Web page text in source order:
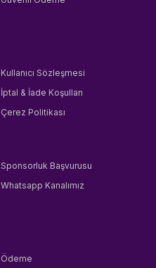
Kullanıcı Sözleşmesi
İptal & İade Koşulları
Çerez Politikası
Sponsorluk Başvurusu
Whatsapp Kanalımız
Ödeme